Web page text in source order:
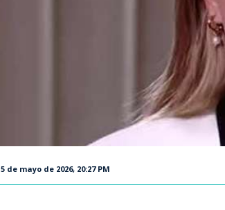
5 de mayo de 2026, 20:27 PM